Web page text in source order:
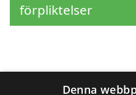
förpliktelser
Sök efter en
Denna